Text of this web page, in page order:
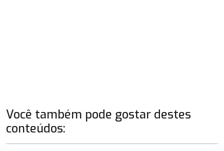
Você também pode gostar destes
conteúdos: